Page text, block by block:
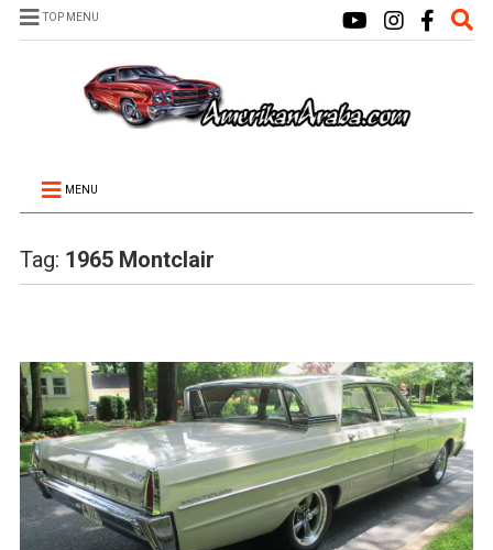
TOP MENU
MENU
Tag: 1965 Montclair